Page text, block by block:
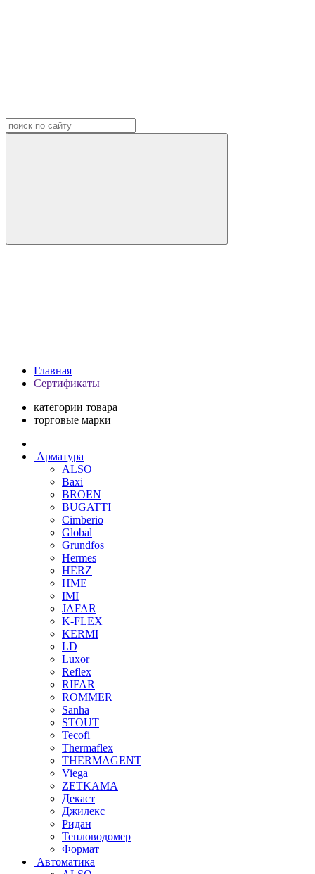
Главная
Сертификаты
категории товара
торговые марки
Арматура
ALSO
Baxi
BROEN
BUGATTI
Cimberio
Global
Grundfos
Hermes
HERZ
HME
IMI
JAFAR
K-FLEX
KERMI
LD
Luxor
Reflex
RIFAR
ROMMER
Sanha
STOUT
Tecofi
Thermaflex
THERMAGENT
Viega
ZETKAMA
Декаст
Джилекс
Ридан
Тепловодомер
Формат
Автоматика